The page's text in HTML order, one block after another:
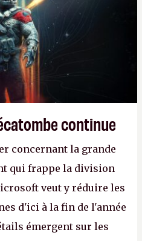
ans. Mais bon, OK, on
A.
continue
concernant la grande
qui frappe la division
veut y réduire les
d'ici à la fin de l'année
émergent sur les